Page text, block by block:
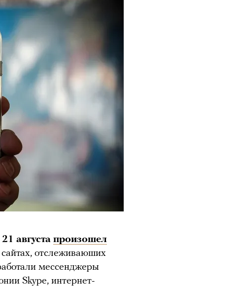
августа произошел
отслеживаюших
мессенджеры
Skype, интернет-